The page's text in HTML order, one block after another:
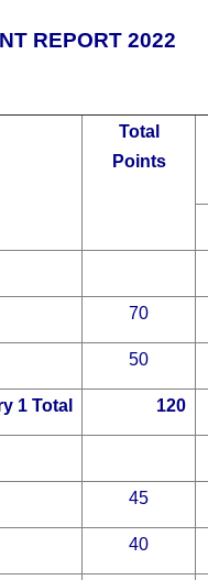
REPORT 2022
Total
Points
70
50
1 Total 120
45
40